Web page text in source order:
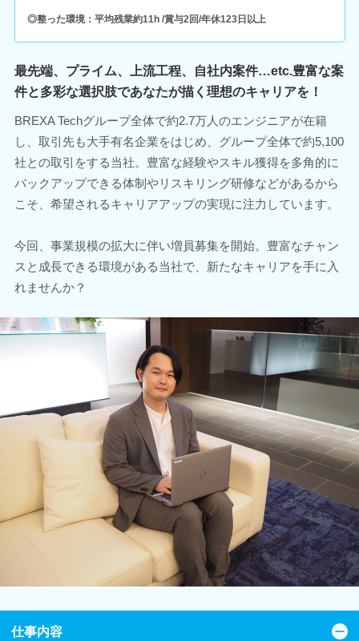
◎整った環境：平均残業約11h /賞与2回/年休123日以上
最先端、プライム、上流工程、自社内案件…etc.豊富な案
件と多彩な選択肢であなたが描く理想のキャリアを！
BREXA Techグループ全体で約2.7万人のエンジニアが在籍
し、取引先も大手有名企業をはじめ、グループ全体で約5,100
社との取引をする当社。豊富な経験やスキル獲得を多角的に
バックアップできる体制やリスキリング研修などがあるから
こそ、希望されるキャリアアップの実現に注力しています。
今回、事業規模の拡大に伴い増員募集を開始。豊富なチャン
スと成長できる環境がある当社で、新たなキャリアを手に入
れませんか？
仕事内容